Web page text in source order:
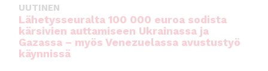
UUTINEN
Lähetysseuralta 100 000 euroa sodista
kärsivien auttamiseen Ukrainassa ja
Gazassa – myös Venezuelassa avustustyö
käynnissä